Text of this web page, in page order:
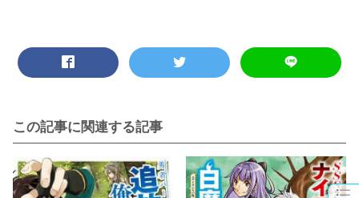
この記事に関連する記事